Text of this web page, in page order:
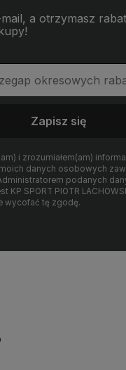
a otrzymasz
Zapisz się
i zrozumiałem(am)
danych osobowych
podanych
KP SPORT PIOTR
wycofać tę zgodę.